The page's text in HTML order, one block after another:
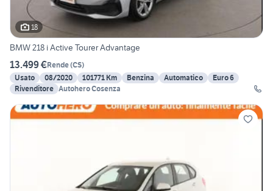
18
BMW 218 i Active Tourer Advantage
13.499 €Rende(CS)
Usato
08/2020 101771 Km Benzina Automatico
Euro 6
Rivenditore Autohero Cosenza